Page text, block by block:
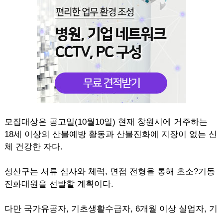
모집대상은 공고일(10월10일) 현재 창원시에 거주하는
18세 이상의 산불예방 활동과 산불진화에 지장이 없는 신
체 건강한 자다.
성산구는 서류 심사와 체력, 면접 전형을 통해 초소?기동
진화대원을 선발할 계획이다.
다만 국가유공자, 기초생활수급자, 6개월 이상 실업자, 기